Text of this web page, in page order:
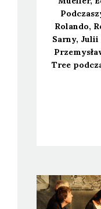
Rolan­do,
Sar­ny, Julii
Tree